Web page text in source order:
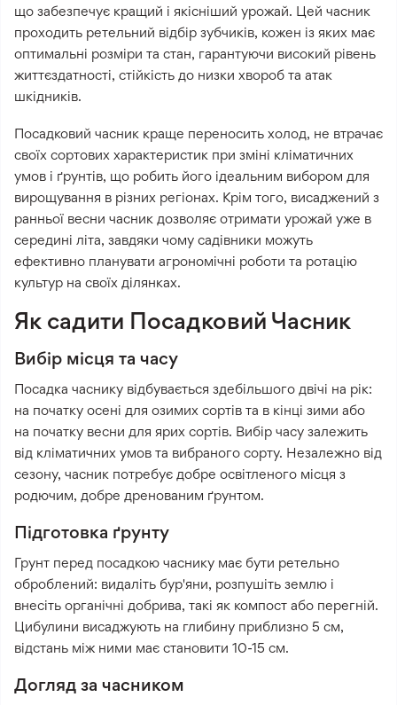
що забезпечує кращий і якісніший урожай. Цей часник
проходить ретельний відбір зубчиків, кожен із яких має
оптимальні розміри та стан, гарантуючи високий рівень
життєздатності, стійкість до низки хвороб та атак
шкідників.
Посадковий часник краще переносить холод, не втрачає
своїх сортових характеристик при зміні кліматичних
умов і ґрунтів, що робить його ідеальним вибором для
вирощування в різних регіонах. Крім того, висаджений з
ранньої весни часник дозволяє отримати урожай уже в
середині літа, завдяки чому садівники можуть
ефективно планувати агрономічні роботи та ротацію
культур на своїх ділянках.
Як садити Посадковий Часник
Вибір місця та часу
Посадка часнику відбувається здебільшого двічі на рік:
на початку осені для озимих сортів та в кінці зими або
на початку весни для ярих сортів. Вибір часу залежить
від кліматичних умов та вибраного сорту. Незалежно від
сезону, часник потребує добре освітленого місця з
родючим, добре дренованим ґрунтом.
Підготовка ґрунту
Грунт перед посадкою часнику має бути ретельно
оброблений: видаліть бур'яни, розпушіть землю і
внесіть органічні добрива, такі як компост або перегній.
Цибулини висаджують на глибину приблизно 5 см,
відстань між ними має становити 10-15 см.
Догляд за часником